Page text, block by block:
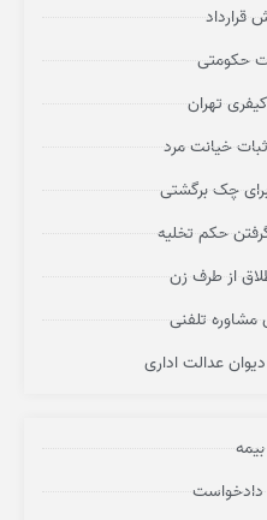
قرارداد
حکومتی
تهران
خیانت مرد
چک برگشتی
حکم تخلیه
از طرف زن
مشاوره تلفنی
عدالت اداری
دادخواست